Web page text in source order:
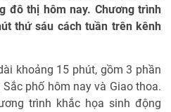
đô thị hôm nay. Chương trình
thứ sáu cách tuần trên kênh
khoảng 15 phút, gồm 3 phần
phố hôm nay và Giao thoa.
trình khắc họa sinh động